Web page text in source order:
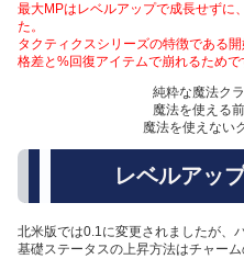
最大MPはレベルアップで成長せずに
た。
タクティクスシリーズの特徴である
格差と%回復アイテムで崩れるためで
純粋な魔法ク
魔法を使える
魔法を使えない
レベルアッ
北米版では0.1に変更されましたが、
基礎ステータスの上昇方法はチャーム